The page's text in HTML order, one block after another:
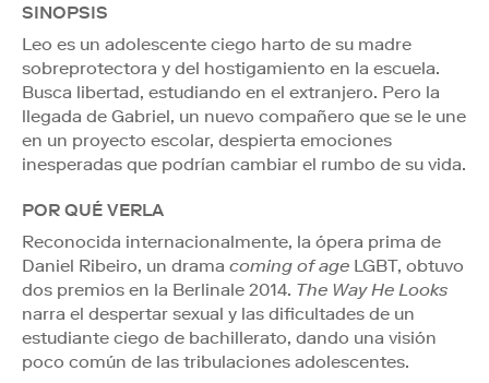
SINOPSIS
Leo es un adolescente ciego harto de su madre
sobreprotectora y del hostigamiento en la escuela.
Busca libertad, estudiando en el extranjero. Pero la
llegada de Gabriel, un nuevo compañero que se le une
en un proyecto escolar, despierta emociones
inesperadas que podrían cambiar el rumbo de su vida.
POR QUÉ VERLA
Reconocida internacionalmente, la ópera prima de
Daniel Ribeiro, un drama coming of age LGBT, obtuvo
dos premios en la Berlinale 2014. The Way He Looks
narra el despertar sexual y las dificultades de un
estudiante ciego de bachillerato, dando una visión
poco común de las tribulaciones adolescentes.